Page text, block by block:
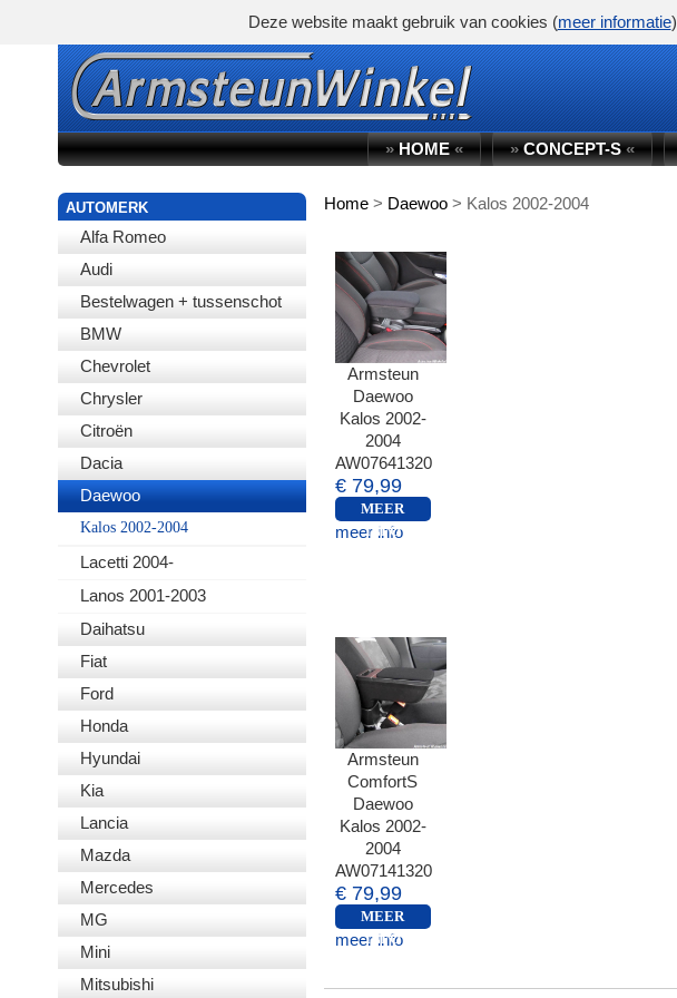
»HOME« »CONCEPT-S«
AUTOMERK
Alfa Romeo
Audi
Bestelwagen + tussenschot
BMW
Chevrolet
Chrysler
Citroën
Dacia
Daewoo
Kalos 2002-2004
Lacetti 2004-
Lanos 2001-2003
Daihatsu
Fiat
Ford
Honda
Hyundai
Kia
Lancia
Mazda
Mercedes
MG
Mini
Mitsubishi
Home> Daewoo> Kalos 2002-2004
Armsteun
Daewoo
Kalos 2002-
2004
AW07641320
€ 79,99
MEER
INFO
meer info
Armsteun
ComfortS
Daewoo
Kalos 2002-
2004
AW07141320
€ 79,99
MEER
INFO
meer info
WINKELWAGEN
Deze website maakt gebruik van cookies (meer informatie)